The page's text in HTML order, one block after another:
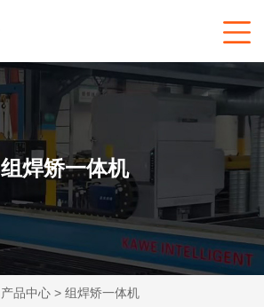
组焊矫一体机
产品中心 > 组焊矫一体机